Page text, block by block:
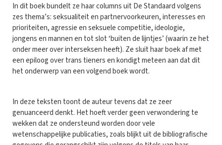
In dit boek bundelt ze haar columns uit De Standaard volgens
zes thema’s: seksualiteit en partnervoorkeuren, interesses en
prioriteiten, agressie en seksuele competitie, ideologie,
jongens en mannen en tot slot ‘buiten de lijntjes’ (waarin ze het
onder meer over interseksen heeft). Ze sluit haar boek af met
een epiloog over trans tieners en kondigt meteen aan dat dit
het onderwerp van een volgend boek wordt.
In deze teksten toont de auteur tevens dat ze zeer
genuanceerd denkt. Het hoeft verder geen verwondering te
wekken dat ze ondersteund worden door vele
wetenschappelijke publicaties, zoals blijkt uit de bibliografische